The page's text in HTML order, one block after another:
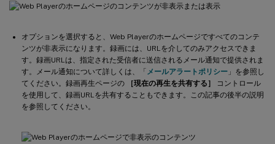
オプションを選択すると、Web Playerのホームページですべてのコンテ
ンツが非表示になります。録画には、URLを介してのみアクセスできま
す。録画URLは、指定された受信者に送信されるメール通知で提供されま
す。メール通知について詳しくは、「 メールアラートポリシー 」を参照し
てください。録画再生ページの
［現在の再生を共有する］
コントロール
を使用して、録画URLを共有することもできます。この記事の後半の説明
を参照してください。